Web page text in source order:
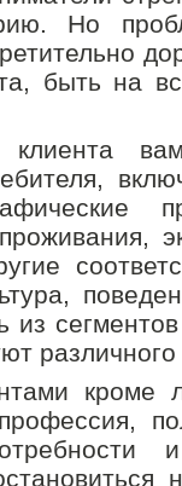
Но
быть на
из
кроме